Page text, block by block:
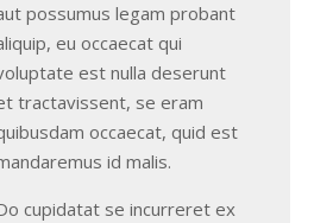
possumus legam probant
eu occaecat qui
est nulla deserunt
tractavissent, se eram
occaecat, quid est
id malis.
cupidatat se incurreret ex